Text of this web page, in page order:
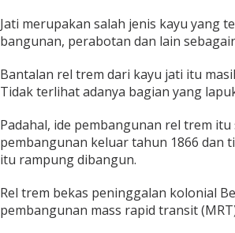
Jati merupakan salah jenis kayu yang
bangunan, perabotan dan lain
Bantalan rel trem dari kayu jati itu
Tidak terlihat adanya bagian yang
Padahal, ide pembangunan rel trem
pembangunan keluar tahun 1866 dan
itu rampung dibangun.
Rel trem bekas peninggalan kolonial
pembangunan mass rapid transit